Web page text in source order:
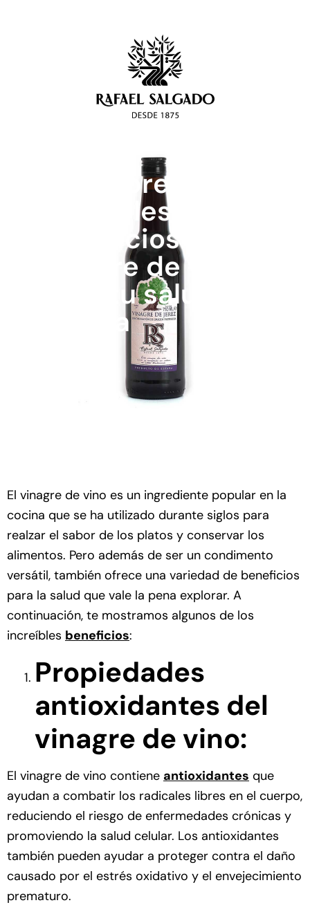
Descubre los
increíbles
beneficios del
vinagre de vino
para tu salud y
cocina
El vinagre de vino es un ingrediente popular en la
cocina que se ha utilizado durante siglos para
realzar el sabor de los platos y conservar los
alimentos. Pero además de ser un condimento
versátil, también ofrece una variedad de beneficios
para la salud que vale la pena explorar. A
continuación, te mostramos algunos de los
increíbles beneficios:
Propiedades
antioxidantes del
vinagre de vino:
El vinagre de vino contiene antioxidantes que
ayudan a combatir los radicales libres en el cuerpo,
reduciendo el riesgo de enfermedades crónicas y
promoviendo la salud celular. Los antioxidantes
también pueden ayudar a proteger contra el daño
causado por el estrés oxidativo y el envejecimiento
prematuro.